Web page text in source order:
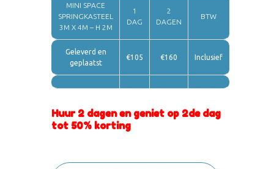
MINI SPACE
SPRINGKASTEEL
3M X 4M – H 2M
1
DAG
2
DAGEN
BTW
Geleverd en
geplaatst
€105 €160 Inclusief
Huur 2 dagen en geniet op 2de dag
tot 50% korting